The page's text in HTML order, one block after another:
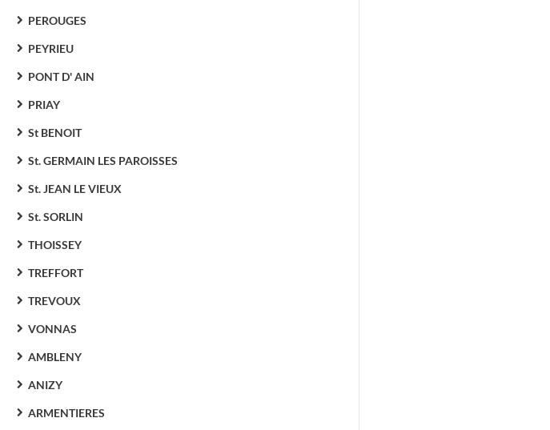
PEROUGES
PEYRIEU
PONT D' AIN
PRIAY
St BENOIT
St. GERMAIN LES PAROISSES
St. JEAN LE VIEUX
St. SORLIN
THOISSEY
TREFFORT
TREVOUX
VONNAS
AMBLENY
ANIZY
ARMENTIERES